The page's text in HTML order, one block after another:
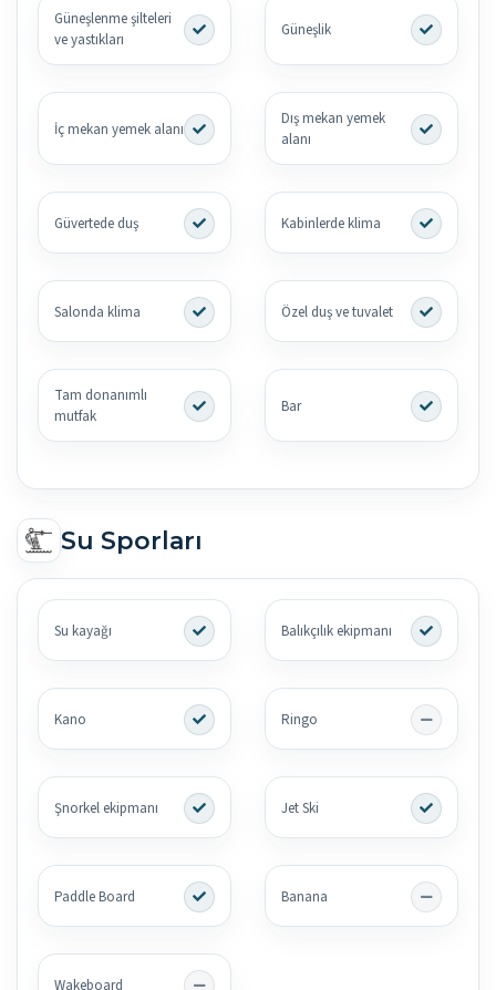
Güneşlenme şilteleri
ve yastıkları
Güneşlik
İç mekan yemek alanı
Dış mekan yemek
alanı
Güvertede duş Kabinlerde klima
Salonda klima Özel duş ve tuvalet
Tam donanımlı
mutfak
Bar
Su Sporları
Su kayağı Balıkçılık ekipmanı
Kano Ringo
Şnorkel ekipmanı Jet Ski
Paddle Board Banana
Wakeboard